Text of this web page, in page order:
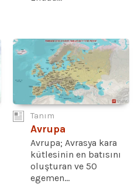
Tanım
Avrupa
Avrupa; Avrasya kara
kütlesinin en batısını
oluşturan ve 50
egemen...